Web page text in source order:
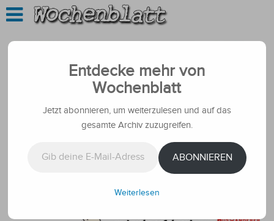
Entdecke mehr von
Wochenblatt
Jetzt abonnieren, um weiterzulesen und auf das
gesamte Archiv zuzugreifen.
ABONNIEREN
Weiterlesen